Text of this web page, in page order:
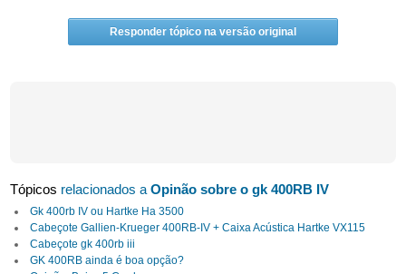
Responder tópico na versão original
Tópicos relacionados aOpinão sobre o gk 400RB IV
Gk 400rb IV ou Hartke Ha 3500
Cabeçote Gallien-Krueger 400RB-IV + Caixa Acústica Hartke VX115
Cabeçote gk 400rb iii
GK 400RB ainda é boa opção?